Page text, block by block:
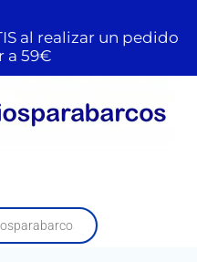
al realizar un pedido
a 59€